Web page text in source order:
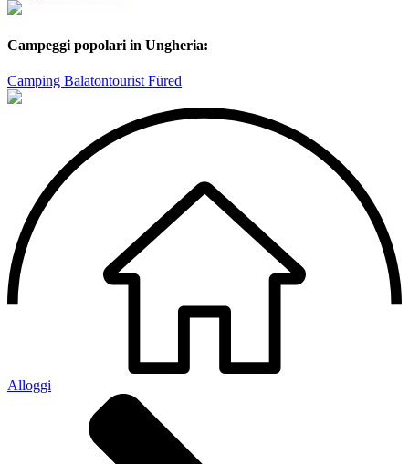
Campeggi popolari in Ungheria:
Camping Balatontourist Füred
Alloggi